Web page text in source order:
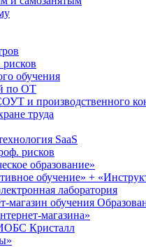
обучения
по ОТ
и производственного
труда
SaaS
рисков
образование»
обучение» +
лаборатория
магазин обучения
магазина»
Кристалл